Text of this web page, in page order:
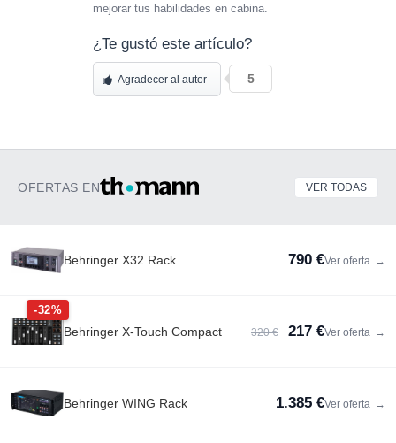
mejorar tus habilidades en cabina.
¿Te gustó este artículo?
Agradecer al autor 5
OFERTAS EN VER TODAS
Behringer X32 Rack 790 €Ver oferta →
-32%
Behringer X-Touch Compact 320 € 217 €Ver oferta →
Behringer WING Rack 1.385 €Ver oferta →